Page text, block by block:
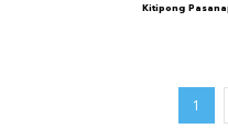
Kitipong
1